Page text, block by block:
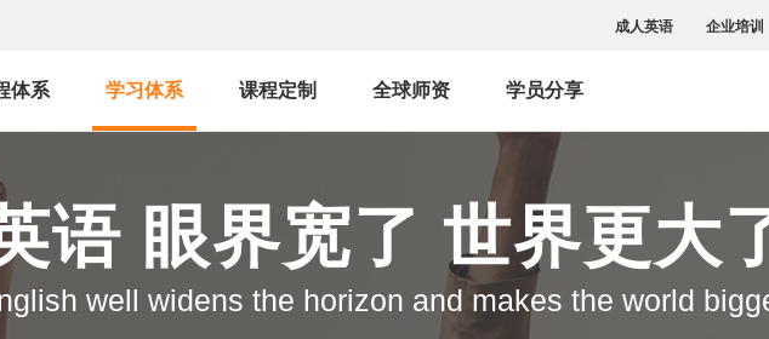
成人英语 企业培训
体系 学习体系 课程定制 全球师资 学员分享
语 眼界宽了 世界更大
well widens the horizon and makes the world